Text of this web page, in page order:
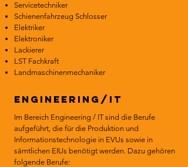
Servicetechniker
Schienenfahrzeug Schlosser
Elektriker
Elektroniker
Lackierer
LST Fachkraft
Landmaschinenmechaniker
Engineering/IT
Im Bereich Engineering / IT sind die Berufe
aufgeführt, die für die Produktion und
Informationstechnologie in EVUs sowie in
sämtlichen EIUs benötigt werden. Dazu gehören
folgende Berufe: